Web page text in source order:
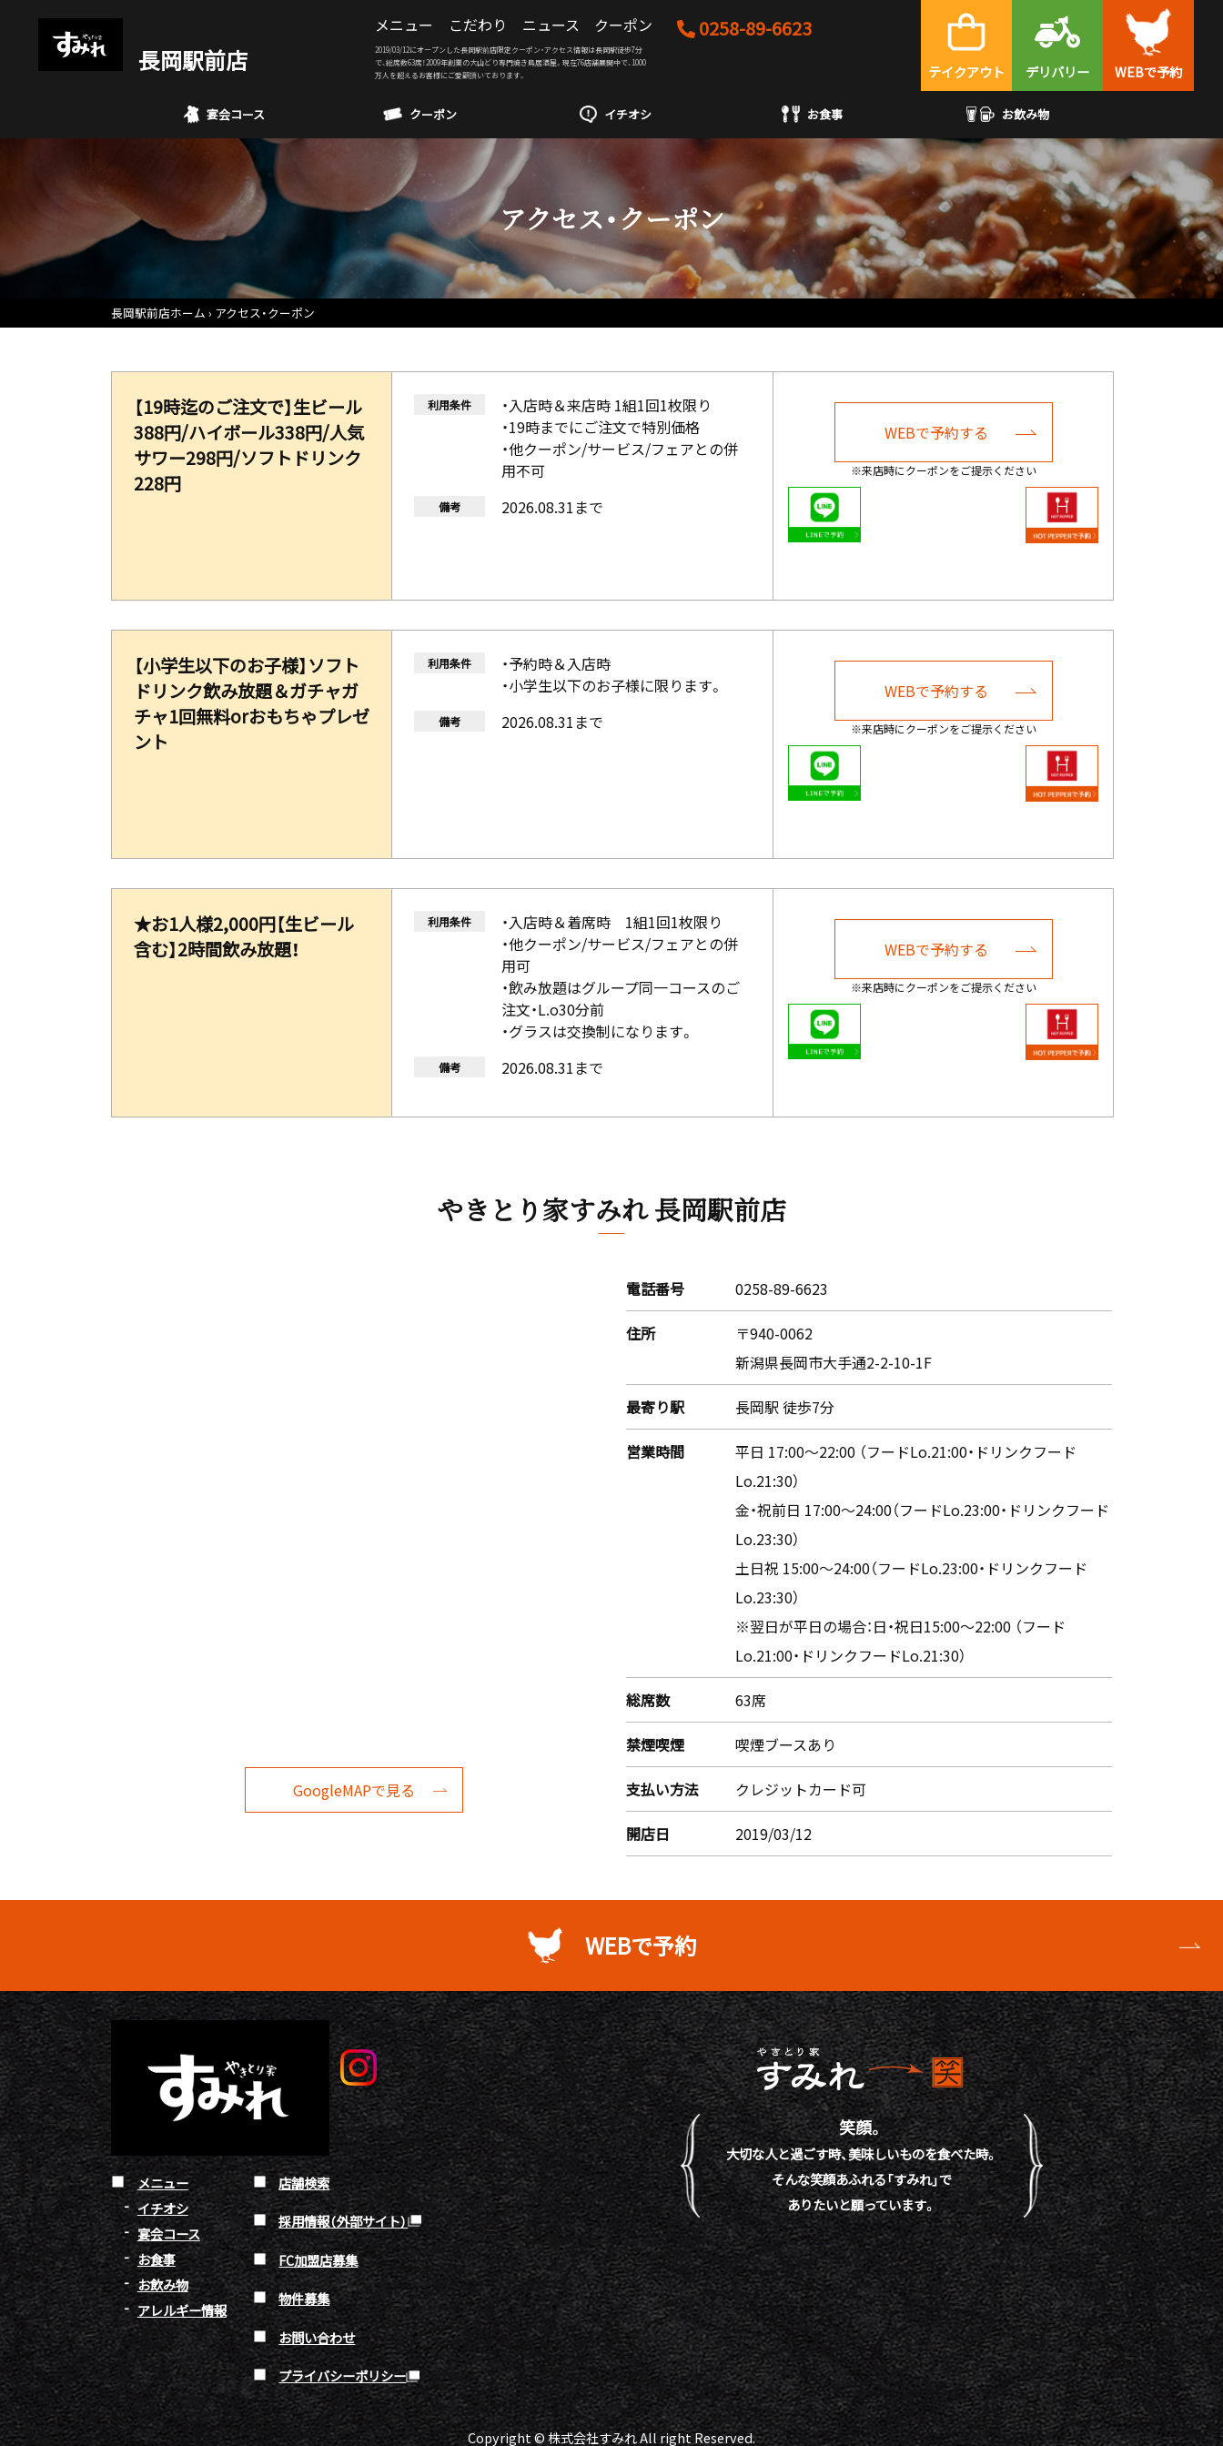
長岡駅前店
メニュー こだわり ニュース クーポン
テイクアウト デリバリー
0258-89-6623
WEBで予約
2019/03/12にオープンした長岡駅前店限定クーポン・アクセス情報は長岡駅徒歩7分
で、総席数63席！2009年創業の大山どり専門焼き鳥居酒屋。現在76店舗展開中で、1000
万人を超えるお客様にご愛顧頂いております。
宴会コース クーポン イチオシ お食事 お飲み物
アクセス・クーポン
長岡駅前店ホーム アクセス・クーポン
【19時迄のご注文で】生ビール
388円/ハイボール338円/人気
サワー298円/ソフトドリンク
228円
利用条件
・入店時＆来店時 1組1回1枚限り
・19時までにご注文で特別価格
・他クーポン/サービス/フェアとの併
用不可
備考 2026.08.31まで
WEBで予約する
※来店時にクーポンをご提示ください
【小学生以下のお子様】ソフト
ドリンク飲み放題＆ガチャガ
チャ1回無料orおもちゃプレゼ
ント
利用条件
・予約時＆入店時
・小学生以下のお子様に限ります。
備考 2026.08.31まで
WEBで予約する
※来店時にクーポンをご提示ください
★お1人様2,000円【生ビール
含む】2時間飲み放題！
利用条件
・入店時＆着席時 1組1回1枚限り
・他クーポン/サービス/フェアとの併
用可
・飲み放題はグループ同一コースのご
注文・L.o30分前
・グラスは交換制になります。
備考 2026.08.31まで
WEBで予約する
※来店時にクーポンをご提示ください
やきとり家すみれ 長岡駅前店
GoogleMAPで見る
電話番号 0258-89-6623
住所
〒940-0062
新潟県長岡市大手通2-2-10-1F
最寄り駅 長岡駅 徒歩7分
営業時間
平日 17:00～22:00 （フードLo.21:00・ドリンクフード
Lo.21:30）
金・祝前日 17:00～24:00（フードLo.23:00・ドリンクフード
Lo.23:30）
土日祝 15:00～24:00（フードLo.23:00・ドリンクフード
Lo.23:30）
※翌日が平日の場合：日・祝日15:00～22:00 （フード
Lo.21:00・ドリンクフードLo.21:30）
総席数 63席
禁煙喫煙 喫煙ブースあり
支払い方法 クレジットカード可
開店日 2019/03/12
WEBで予約
メニュー
イチオシ
宴会コース
お食事
お飲み物
アレルギー情報
店舗検索
採用情報（外部サイト）
FC加盟店募集
物件募集
お問い合わせ
プライバシーポリシー
笑顔。
大切な人と過ごす時、美味しいものを食べた時。
そんな笑顔あふれる「すみれ」で
ありたいと願っています。
Copyright © 株式会社すみれ All right Reserved.